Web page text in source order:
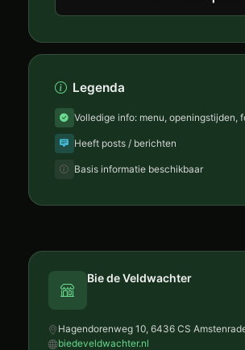
Legenda
Volledige info: menu, openingstijden,
Heeft posts / berichten
Basis informatie beschikbaar
Bie de Veldwachter
Hagendorenweg 10, 6436 CS
biedeveldwachter.nl